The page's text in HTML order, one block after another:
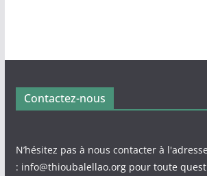
Contactez-nous
N’hésitez pas à nous contacter à
: info@thioubalellao.org pour toute